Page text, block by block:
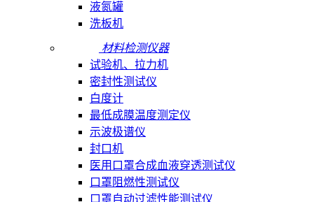
液氮罐
洗板机
材料检测仪器
试验机、拉力机
密封性测试仪
白度计
最低成膜温度测定仪
示波极谱仪
封口机
医用口罩合成血液穿透测试仪
口罩阻燃性测试仪
口罩自动过滤性能测试仪